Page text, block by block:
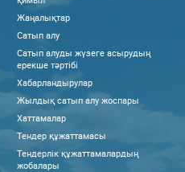
Жаңалықтар
Сатып алу
Сатып алуды жүзеге асырудың
ерекше тәртібі
Хабарландырулар
Жылдық сатып алу жоспары
Хаттамалар
Тендер құжаттамасы
Тендерлік құжаттамалардың
жобалары